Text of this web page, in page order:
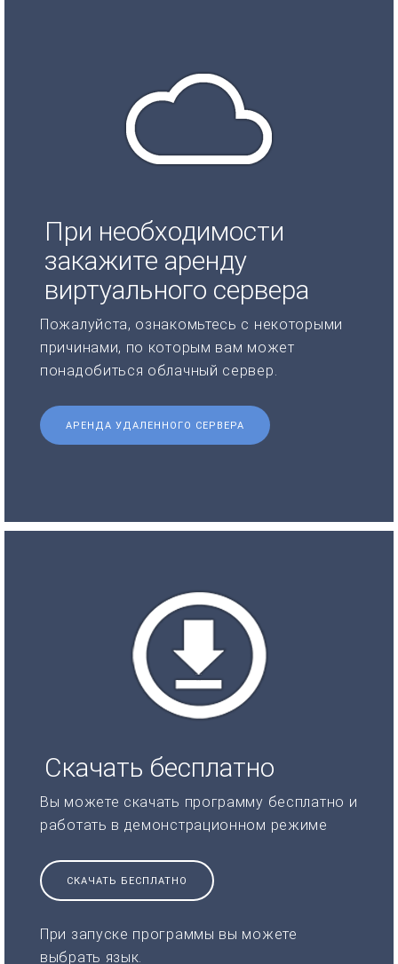
При необходимости
закажите аренду
виртуального сервера
Пожалуйста, ознакомьтесь с некоторыми
причинами, по которым вам может
понадобиться облачный сервер.
АРЕНДА УДАЛЕННОГО СЕРВЕРА
Скачать бесплатно
Вы можете скачать программу бесплатно и
работать в демонстрационном режиме
СКАЧАТЬ БЕСПЛАТНО
При запуске программы вы можете
выбрать язык.